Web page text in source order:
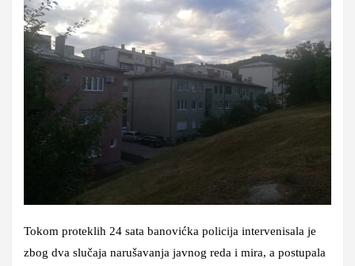
Tokom proteklih 24 sata banovićka policija intervenisala je
zbog dva slučaja narušavanja javnog reda i mira, a postupala